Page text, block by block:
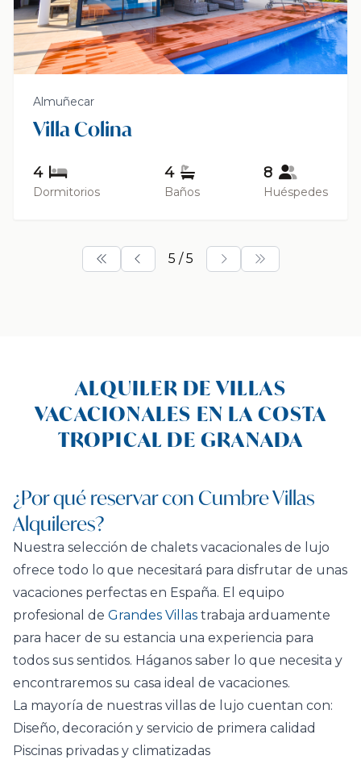
Almuñecar
Villa Colina
4
Dormitorios
4
Baños
8
Huéspedes
5 / 5
ALQUILER DE VILLAS
VACACIONALES EN LA COSTA
TROPICAL DE GRANADA
¿Por qué reservar con Cumbre Villas
Alquileres?
Nuestra selección de chalets vacacionales de lujo
ofrece todo lo que necesitará para disfrutar de unas
vacaciones perfectas en España. El equipo
profesional de Grandes Villas trabaja arduamente
para hacer de su estancia una experiencia para
todos sus sentidos. Háganos saber lo que necesita y
encontraremos su casa ideal de vacaciones.
La mayoría de nuestras villas de lujo cuentan con:
Diseño, decoración y servicio de primera calidad
Piscinas privadas y climatizadas